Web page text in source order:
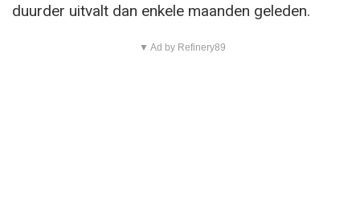
duurder uitvalt dan enkele maanden geleden.
▼ Ad by Refinery89